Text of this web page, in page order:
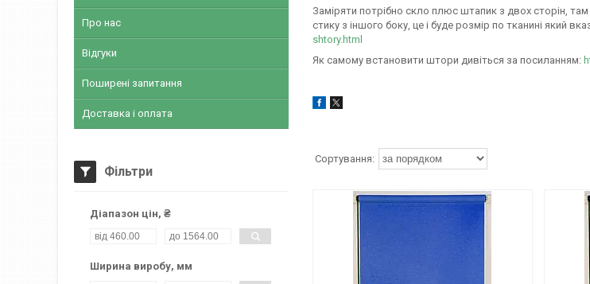
Заміряти потрібно скло плюс штапик з двох сторін,
стику з іншого боку, це і буде розмір по тканині який
shtory.html
Як самому встановити штори дивіться за посиланням:
Про нас
Відгуки
Поширені запитання
Доставка і оплата
Фільтри
Діапазон цін, ₴
Ширина виробу, мм